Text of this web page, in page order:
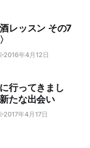
レッスン その7
2016年4月12日
行ってきまし
たな出会い
2017年4月17日